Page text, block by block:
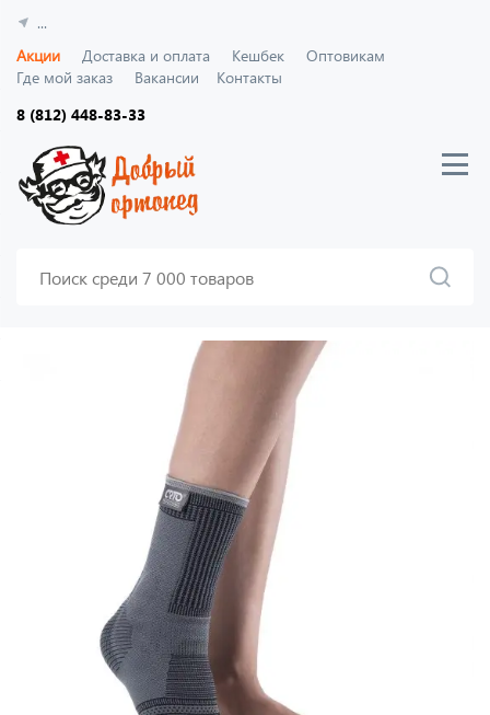
...
Акции
Доставка и оплата Кешбек
Оптовикам
Где мой заказ
Вакансии
Контакты
8 (812) 448-83-33